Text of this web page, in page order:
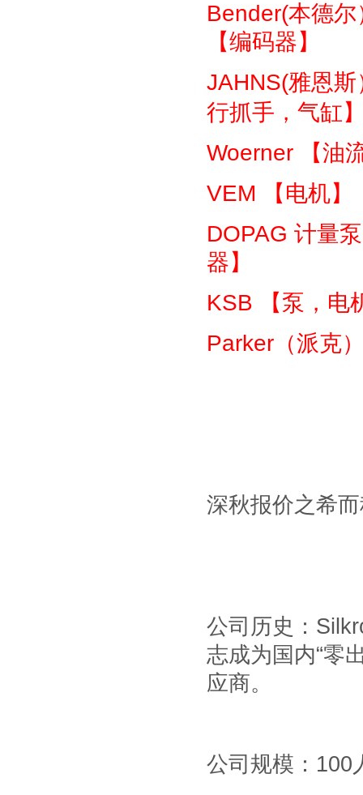
Bender(本德尔
【编码器】
JAHNS(雅恩斯
行抓手，气缸
Woerner
【油
VEM
【电机】
DOPAG 计量
器】
KSB
【泵，电
Parker （派克
深秋报价之希
公司历史：
志成为国内“零
应商。
公司规模： 100